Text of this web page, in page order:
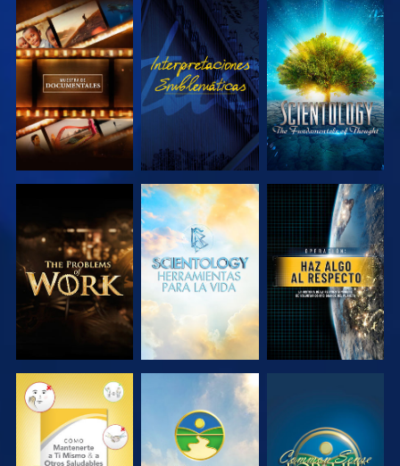
EXPLORA LAS
SERIES
VE
EXPLORA LAS
SERIES
EXPLORA LAS
SERIES
EXPLORA LAS
SERIES
VE
VE VE VE